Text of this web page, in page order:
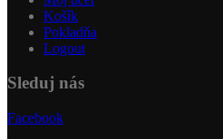
Košík
Pokladňa
Logout
Sleduj nás
Facebook